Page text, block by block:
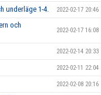
underläge 1-4. 2022-02-17 20:46
och
2022-02-17 16:08
2022-02-14 20:33
2022-02-11 22:04
2022-02-08 20:16